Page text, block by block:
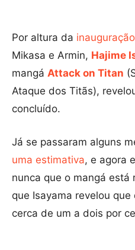
Por altura da inauguração
Mikasa e Armin, Hajime
mangá Attack on Titan
Ataque dos Titãs),
concluído.
Já se passaram alguns
uma estimativa, e agora
nunca que o mangá está
que Isayama revelou
cerca de um a dois por